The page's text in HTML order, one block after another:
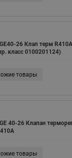
26 Клап терм
класс 0100201124)
товары
40-26 Клапан
товары